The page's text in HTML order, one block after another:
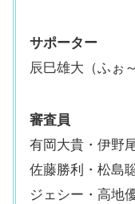
サポーター
辰巳雄大（ふぉ
審査員
有岡大貴・伊野
佐藤勝利・松島
ジェシー・高地